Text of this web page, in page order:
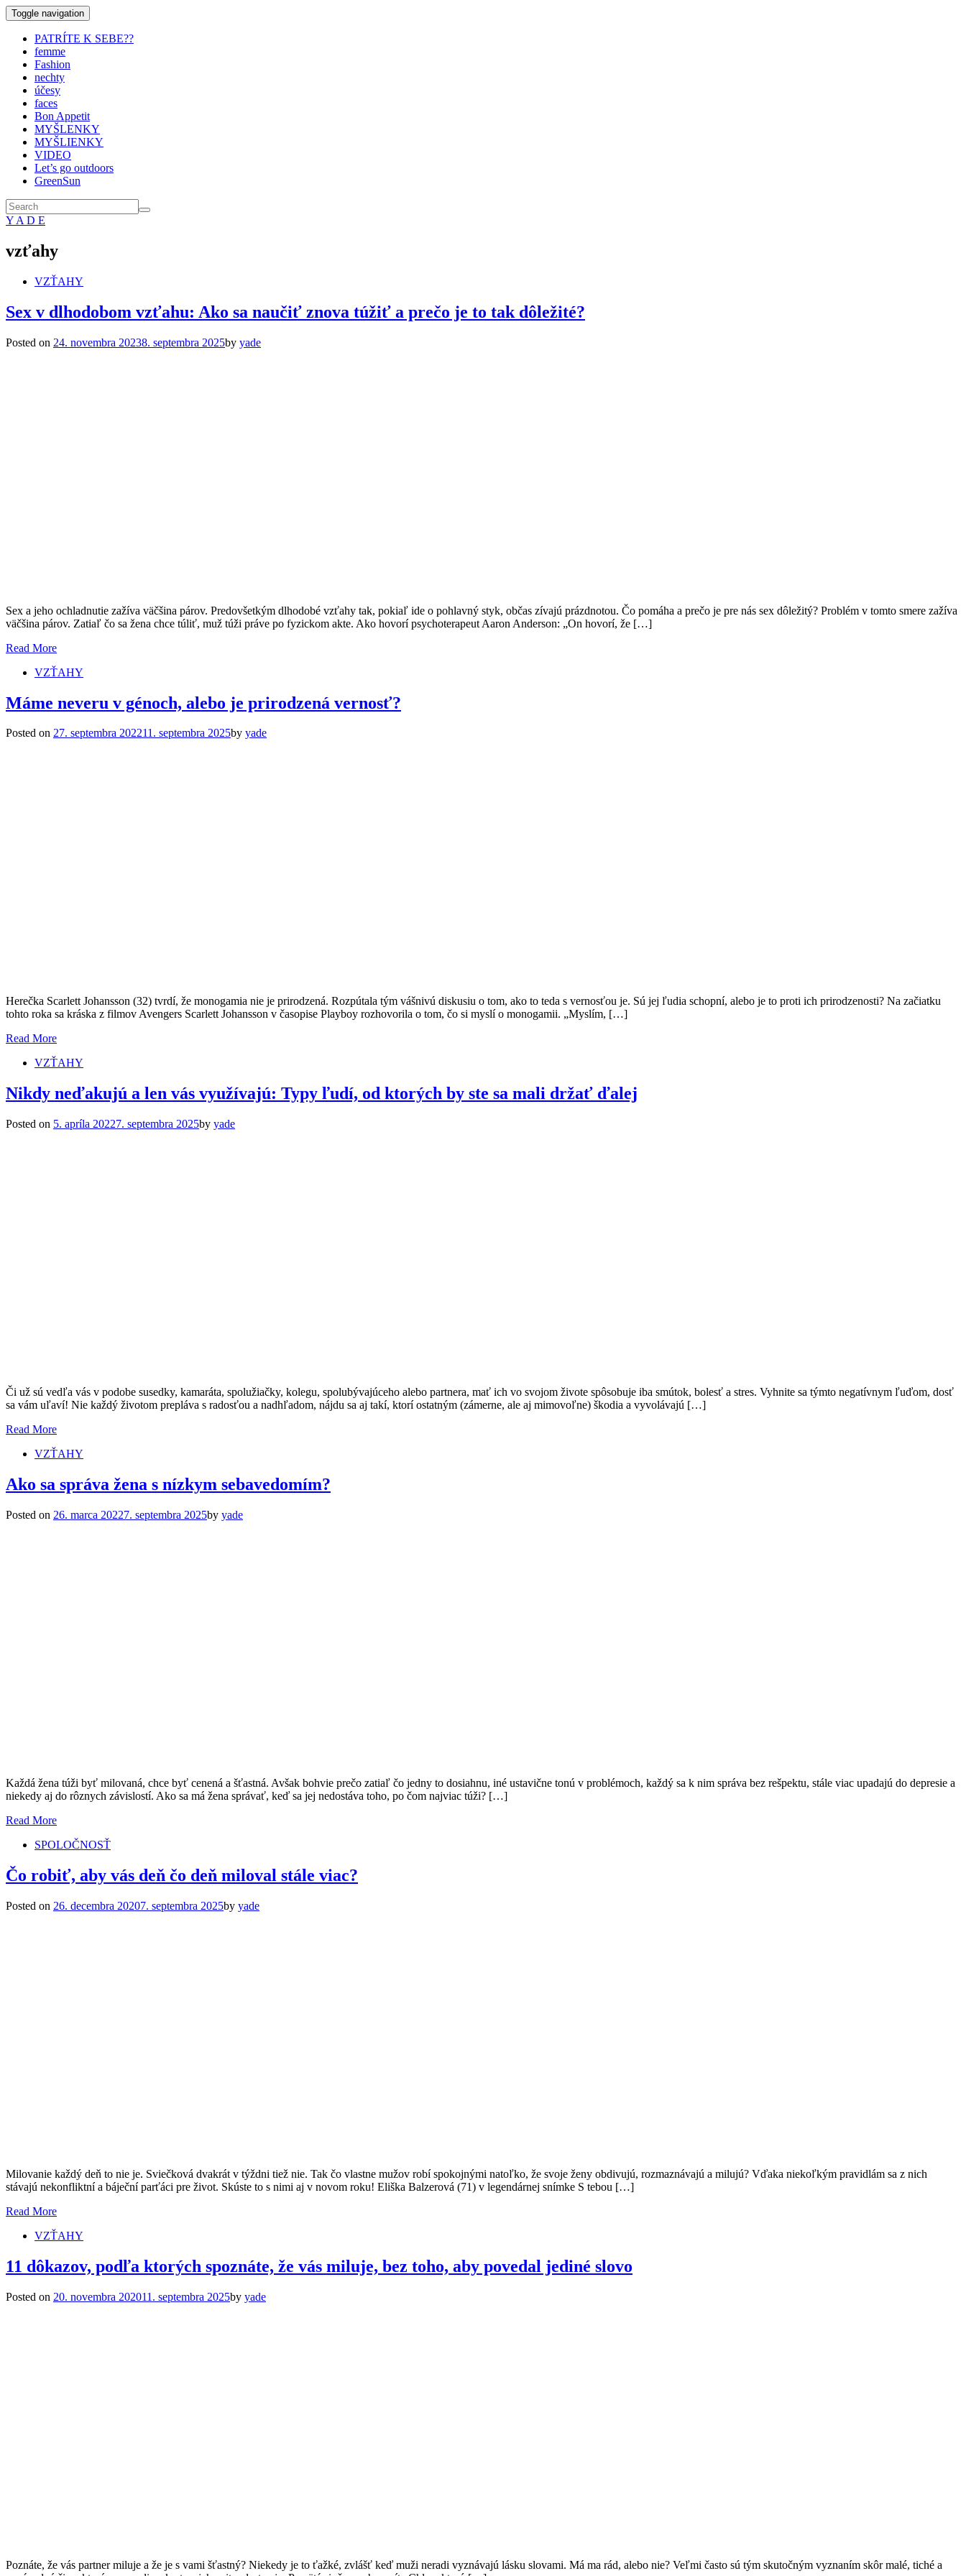
Toggle navigation
PATRÍTE K SEBE??
femme
Fashion
nechty
účesy
faces
Bon Appetit
MYŠLENKY
MYŠLIENKY
VIDEO
Let’s go outdoors
GreenSun
Y A D E
vzťahy
VZŤAHY
Sex v dlhodobom vzťahu: Ako sa naučiť znova túžiť a prečo je to tak dôležité?
Posted on 24. novembra 20238. septembra 2025by yade
Sex a jeho ochladnutie zažíva väčšina párov. Predovšetkým dlhodobé vzťahy tak, pokiaľ ide o pohlavný styk, občas zívajú prázdnotou. Čo pomáha a prečo je pre nás sex dôležitý? Problém v tomto smere zažíva
väčšina párov. Zatiaľ čo sa žena chce túliť, muž túži práve po fyzickom akte. Ako hovorí psychoterapeut Aaron Anderson: „On hovorí, že […]
Read More
VZŤAHY
Máme neveru v génoch, alebo je prirodzená vernosť?
Posted on 27. septembra 202211. septembra 2025by yade
Herečka Scarlett Johansson (32) tvrdí, že monogamia nie je prirodzená. Rozpútala tým vášnivú diskusiu o tom, ako to teda s vernosťou je. Sú jej ľudia schopní, alebo je to proti ich prirodzenosti? Na začiatku
tohto roka sa kráska z filmov Avengers Scarlett Johansson v časopise Playboy rozhovorila o tom, čo si myslí o monogamii. „Myslím, […]
Read More
VZŤAHY
Nikdy neďakujú a len vás využívajú: Typy ľudí, od ktorých by ste sa mali držať ďalej
Posted on 5. apríla 20227. septembra 2025by yade
Či už sú vedľa vás v podobe susedky, kamaráta, spolužiačky, kolegu, spolubývajúceho alebo partnera, mať ich vo svojom živote spôsobuje iba smútok, bolesť a stres. Vyhnite sa týmto negatívnym ľuďom, dosť
sa vám uľaví! Nie každý životom prepláva s radosťou a nadhľadom, nájdu sa aj takí, ktorí ostatným (zámerne, ale aj mimovoľne) škodia a vyvolávajú […]
Read More
VZŤAHY
Ako sa správa žena s nízkym sebavedomím?
Posted on 26. marca 20227. septembra 2025by yade
Každá žena túži byť milovaná, chce byť cenená a šťastná. Avšak bohvie prečo zatiaľ čo jedny to dosiahnu, iné ustavične tonú v problémoch, každý sa k nim správa bez rešpektu, stále viac upadajú do depresie a
niekedy aj do rôznych závislostí. Ako sa má žena správať, keď sa jej nedostáva toho, po čom najviac túži? […]
Read More
SPOLOČNOSŤ
Čo robiť, aby vás deň čo deň miloval stále viac?
Posted on 26. decembra 20207. septembra 2025by yade
Milovanie každý deň to nie je. Sviečková dvakrát v týždni tiež nie. Tak čo vlastne mužov robí spokojnými natoľko, že svoje ženy obdivujú, rozmaznávajú a milujú? Vďaka niekoľkým pravidlám sa z nich
stávajú nekonfliktní a báječní parťáci pre život. Skúste to s nimi aj v novom roku! Eliška Balzerová (71) v legendárnej snímke S tebou […]
Read More
VZŤAHY
11 dôkazov, podľa ktorých spoznáte, že vás miluje, bez toho, aby povedal jediné slovo
Posted on 20. novembra 202011. septembra 2025by yade
Poznáte, že vás partner miluje a že je s vami šťastný? Niekedy je to ťažké, zvlášť keď muži neradi vyznávajú lásku slovami. Má ma rád, alebo nie? Veľmi často sú tým skutočným vyznaním skôr malé, tiché a